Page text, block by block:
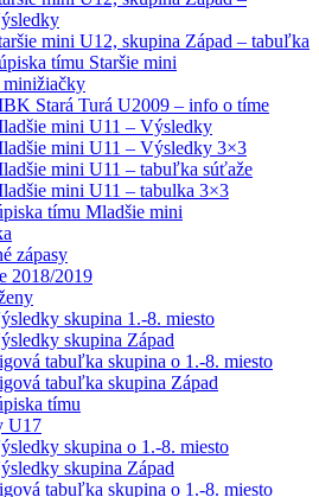
mini U12, skupina Západ – tabuľka
tímu Staršie mini
minižiačky
Stará Turá U2009 – info o tíme
mini U11 – Výsledky
mini U11 – Výsledky 3×3
mini U11 – tabuľka súťaže
mini U11 – tabulka 3×3
tímu Mladšie mini
zápasy
2018/2019
skupina 1.-8. miesto
skupina Západ
tabuľka skupina o 1.-8. miesto
tabuľka skupina Západ
tímu
U17
skupina o 1.-8. miesto
skupina Západ
tabuľka skupina o 1.-8. miesto